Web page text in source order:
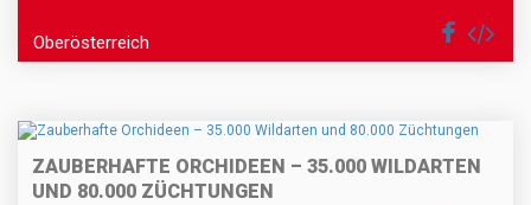
Oberösterreich
ZAUBERHAFTE ORCHIDEEN – 35.000 WILDARTEN
UND 80.000 ZÜCHTUNGEN